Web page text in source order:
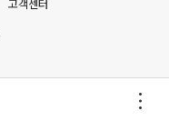
고객센터